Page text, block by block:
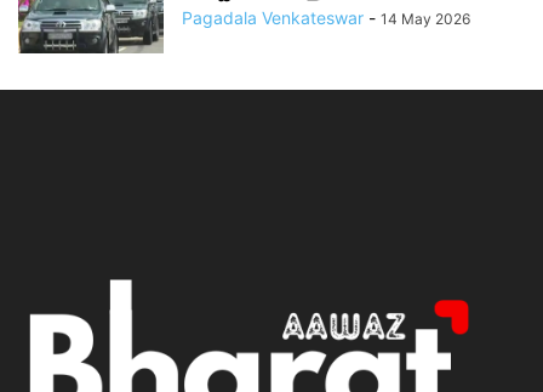
Pagadala Venkateswar - 14 May 2026